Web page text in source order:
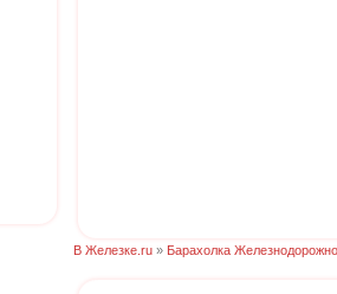
В Железке.ru » Барахолка